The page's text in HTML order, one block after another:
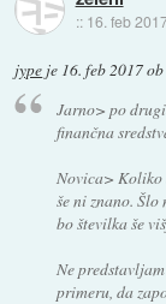
:: 16. feb
jype je 16. feb 2017
Jarno> po
finančna
Novica> Koliko
še ni znano.
bo številka še
Ne
primeru, da